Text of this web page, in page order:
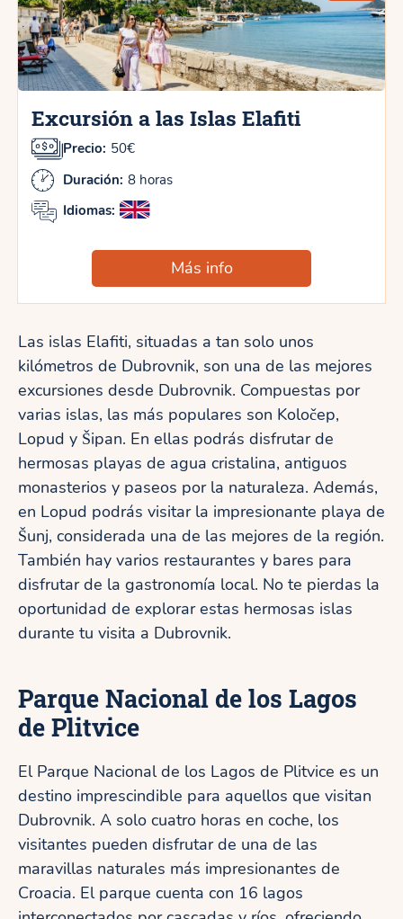
Excursión a las Islas Elafiti
Precio: 50€
Duración: 8 horas
Idiomas:
Más info
Las islas Elafiti, situadas a tan solo unos
kilómetros de Dubrovnik, son una de las mejores
excursiones desde Dubrovnik. Compuestas por
varias islas, las más populares son Koločep,
Lopud y Šipan. En ellas podrás disfrutar de
hermosas playas de agua cristalina, antiguos
monasterios y paseos por la naturaleza. Además,
en Lopud podrás visitar la impresionante playa de
Šunj, considerada una de las mejores de la región.
También hay varios restaurantes y bares para
disfrutar de la gastronomía local. No te pierdas la
oportunidad de explorar estas hermosas islas
durante tu visita a Dubrovnik.
Parque Nacional de los Lagos
de Plitvice
El Parque Nacional de los Lagos de Plitvice es un
destino imprescindible para aquellos que visitan
Dubrovnik. A solo cuatro horas en coche, los
visitantes pueden disfrutar de una de las
maravillas naturales más impresionantes de
Croacia. El parque cuenta con 16 lagos